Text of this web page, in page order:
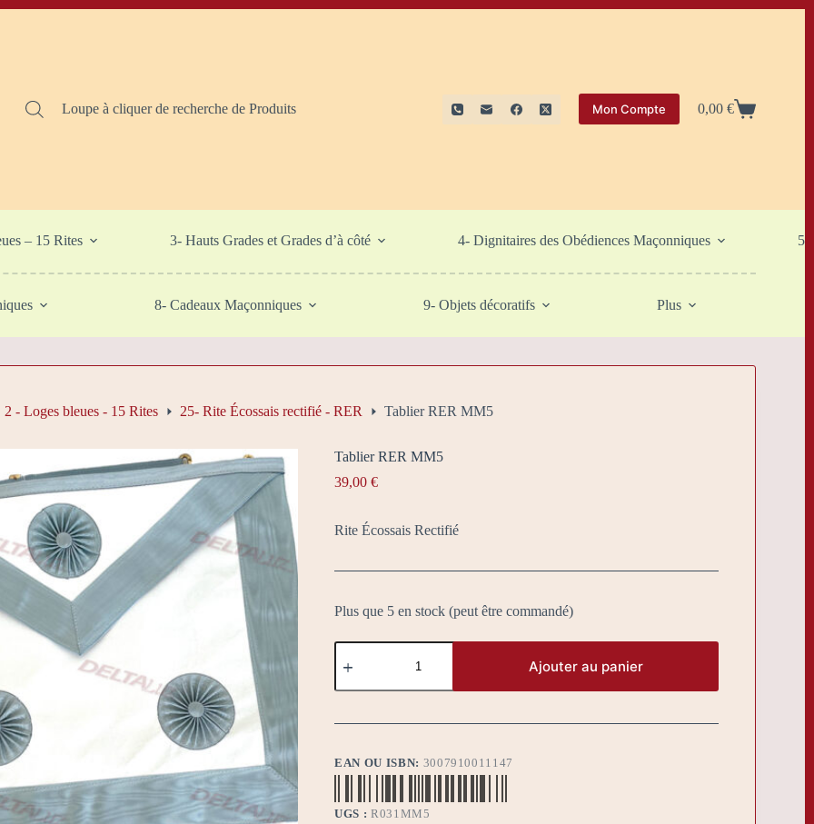
Loupe à cliquer de recherche de Produits Mon Compte
Panier
0,00€
– 15 Rites 3- Hauts Grades et Grades d’à côté 4- Dignitaires des Obédiences Maçonniques 5-
8- Cadeaux Maçonniques 9- Objets décoratifs Plus
2 - Loges bleues - 15 Rites 25- Rite Écossais rectifié - RER Tablier RER MM5
Tablier RER MM5
39,00€
Rite Écossais Rectifié
Plus que 5 en stock (peut être commandé)
quantité
de
RER
Ajouter au panier
EAN OU ISBN: 3007910011147
UGS :R031MM5